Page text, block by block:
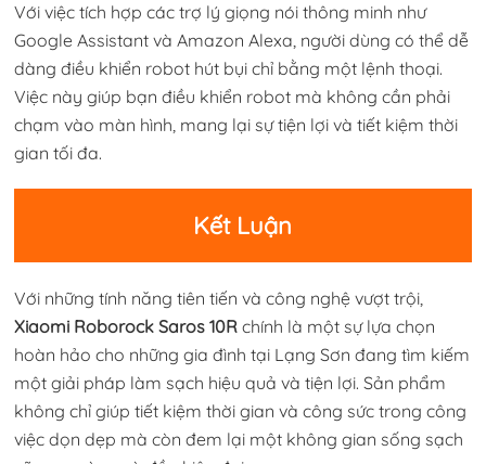
Với việc tích hợp các trợ lý giọng nói thông minh như
Google Assistant và Amazon Alexa, người dùng có thể dễ
dàng điều khiển robot hút bụi chỉ bằng một lệnh thoại.
Việc này giúp bạn điều khiển robot mà không cần phải
chạm vào màn hình, mang lại sự tiện lợi và tiết kiệm thời
gian tối đa.
Kết Luận
Với những tính năng tiên tiến và công nghệ vượt trội,
Xiaomi Roborock Saros 10R chính là một sự lựa chọn
hoàn hảo cho những gia đình tại Lạng Sơn đang tìm kiếm
một giải pháp làm sạch hiệu quả và tiện lợi. Sản phẩm
không chỉ giúp tiết kiệm thời gian và công sức trong công
việc dọn dẹp mà còn đem lại một không gian sống sạch